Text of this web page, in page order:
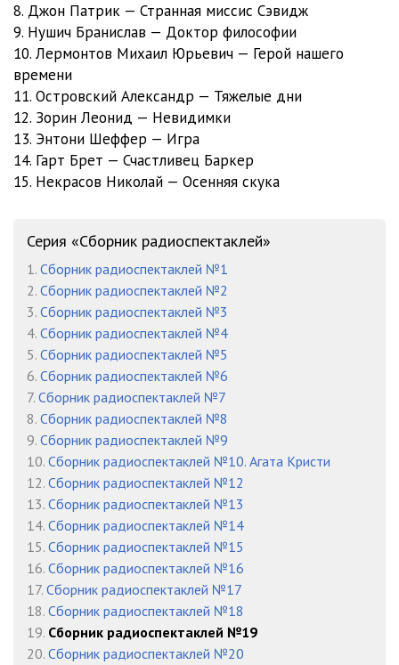
01 Track 1 Unknown Artist Unknown Album (22.12
02 Track 2 Unknown Artist Unknown Album (22.12
03 Track 3 Unknown Artist Unknown Album (22.12
04 Track 4 Unknown Artist Unknown Album (22.12
5
8
Дюма Александр - Граф Монте-Кристо
01_01_01
01_01_02
01_01_03
01_01_04
01_01_05
01_01_06
02_01_01
02_01_02
02_01_03
02_01_04
8. Джон Патрик — Странная миссис Сэвидж
9. Нушич Бранислав — Доктор философии
10. Лермонтов Михаил Юрьевич — Герой нашего
времени
11. Островский Александр — Тяжелые дни
12. Зорин Леонид — Невидимки
13. Энтони Шеффер — Игра
14. Гарт Брет — Счастливец Баркер
15. Некрасов Николай — Осенняя скука
Серия «Сборник радиоспектаклей»
1. Сборник радиоспектаклей №1
2. Сборник радиоспектаклей №2
3. Сборник радиоспектаклей №3
4. Сборник радиоспектаклей №4
5. Сборник радиоспектаклей №5
6. Сборник радиоспектаклей №6
7. Сборник радиоспектаклей №7
8. Сборник радиоспектаклей №8
9. Сборник радиоспектаклей №9
10. Сборник радиоспектаклей №10. Агата Кристи
12. Сборник радиоспектаклей №12
13. Сборник радиоспектаклей №13
14. Сборник радиоспектаклей №14
15. Сборник радиоспектаклей №15
16. Сборник радиоспектаклей №16
17. Сборник радиоспектаклей №17
18. Сборник радиоспектаклей №18
19. Сборник радиоспектаклей №19
20. Сборник радиоспектаклей №20